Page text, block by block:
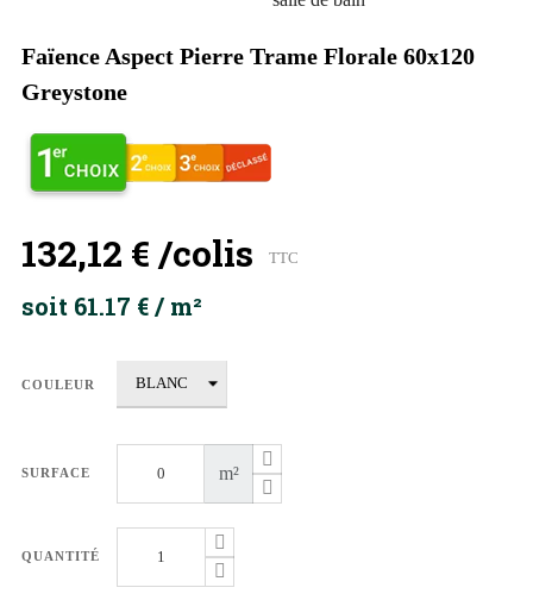
Faïence Aspect Pierre Trame Florale 60x120
Greystone
132,12 € /colis TTC
soit 61.17 € / m²
COULEUR
SURFACE m²
QUANTITÉ